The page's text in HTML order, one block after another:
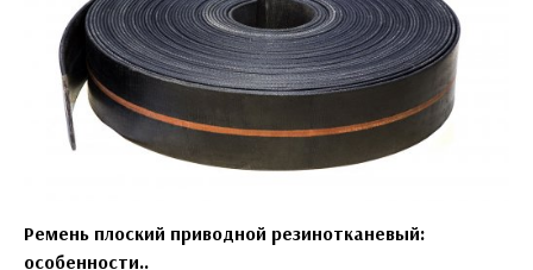
Ремень плоский приводной резинотканевый:
особенности..